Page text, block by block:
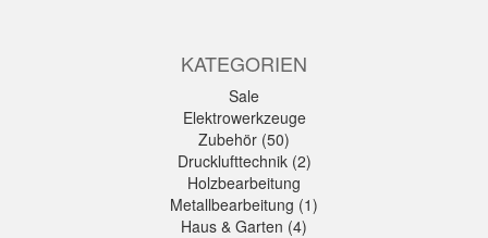
KATEGORIEN
Sale
Elektrowerkzeuge
Zubehör (50)
Drucklufttechnik (2)
Holzbearbeitung
Metallbearbeitung (1)
Haus & Garten (4)